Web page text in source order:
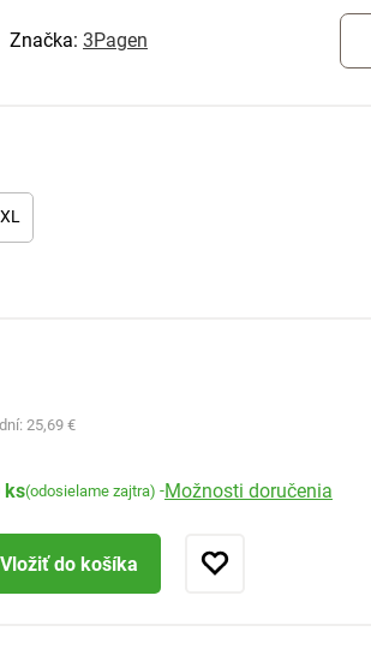
Značka: 3Pagen
25,69 €
ks(odosielame zajtra) -Možnosti doručenia
Vložiť do košíka